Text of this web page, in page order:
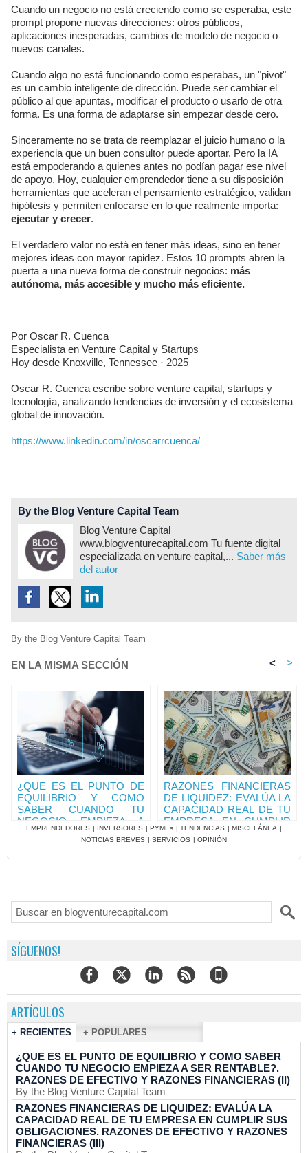
Cuando un negocio no está creciendo como se esperaba, este
prompt propone nuevas direcciones: otros públicos,
aplicaciones inesperadas, cambios de modelo de negocio o
nuevos canales.
Cuando algo no está funcionando como esperabas, un "pivot"
es un cambio inteligente de dirección. Puede ser cambiar el
público al que apuntas, modificar el producto o usarlo de otra
forma. Es una forma de adaptarse sin empezar desde cero.
Sinceramente no se trata de reemplazar el juicio humano o la
experiencia que un buen consultor puede aportar. Pero la IA
está empoderando a quienes antes no podían pagar ese nivel
de apoyo. Hoy, cualquier emprendedor tiene a su disposición
herramientas que aceleran el pensamiento estratégico, validan
hipótesis y permiten enfocarse en lo que realmente importa:
ejecutar y crecer.
El verdadero valor no está en tener más ideas, sino en tener
mejores ideas con mayor rapidez. Estos 10 prompts abren la
puerta a una nueva forma de construir negocios: más
autónoma, más accesible y mucho más eficiente.
Por Oscar R. Cuenca
Especialista en Venture Capital y Startups
Hoy desde Knoxville, Tennessee · 2025
Oscar R. Cuenca escribe sobre venture capital, startups y
tecnología, analizando tendencias de inversión y el ecosistema
global de innovación.
https://www.linkedin.com/in/oscarrcuenca/
By the Blog Venture Capital Team
Blog Venture Capital
www.blogventurecapital.com Tu fuente digital
especializada en venture capital,... Saber más
del autor
By the Blog Venture Capital Team
EN LA MISMA SECCIÓN < >
¿QUE ES EL PUNTO DE
EQUILIBRIO Y COMO
SABER CUANDO TU
NEGOCIO EMPIEZA A
SER RENTABLE?.
RAZONES DE EFECTIVO
Y RAZONES
RAZONES FINANCIERAS
DE LIQUIDEZ: EVALÚA LA
CAPACIDAD REAL DE TU
EMPRESA EN CUMPLIR
SUS OBLIGACIONES.
RAZONES DE EFECTIVO
Y RAZONES
EMPRENDEDORES | INVERSORES | PYMEs | TENDENCIAS | MISCELÁNEA |
NOTICIAS BREVES | SERVICIOS | OPINIÓN
SÍGUENOS!
ARTÍCULOS
+ RECIENTES + POPULARES
¿QUE ES EL PUNTO DE EQUILIBRIO Y COMO SABER
CUANDO TU NEGOCIO EMPIEZA A SER RENTABLE?.
RAZONES DE EFECTIVO Y RAZONES FINANCIERAS (II)
By the Blog Venture Capital Team
RAZONES FINANCIERAS DE LIQUIDEZ: EVALÚA LA
CAPACIDAD REAL DE TU EMPRESA EN CUMPLIR SUS
OBLIGACIONES. RAZONES DE EFECTIVO Y RAZONES
FINANCIERAS (III)